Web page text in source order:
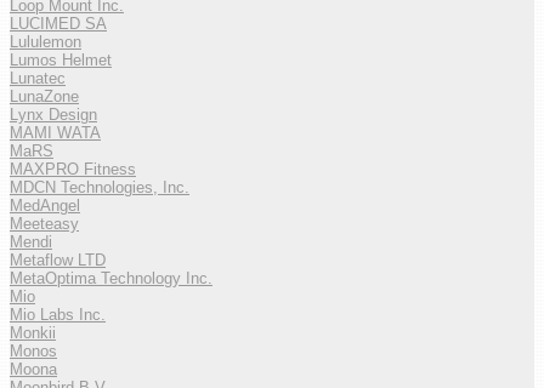
Loop Mount Inc.
LUCIMED SA
Lululemon
Lumos Helmet
Lunatec
LunaZone
Lynx Design
MAMI WATA
MaRS
MAXPRO Fitness
MDCN Technologies, Inc.
MedAngel
Meeteasy
Mendi
Metaflow LTD
MetaOptima Technology Inc.
Mio
Mio Labs Inc.
Monkii
Monos
Moona